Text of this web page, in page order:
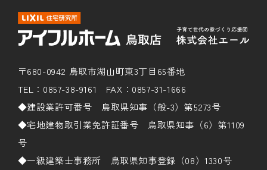
〒680-0942 鳥取市湖山町東3丁目65番地
TEL：0857-38-9161 FAX：0857-31-1666
◆建設業許可番号 鳥取県知事（般-3）第5273号
◆宅地建物取引業免許証番号 鳥取県知事（6）第1109
号
◆一級建築士事務所 鳥取県知事登録（08）1330号